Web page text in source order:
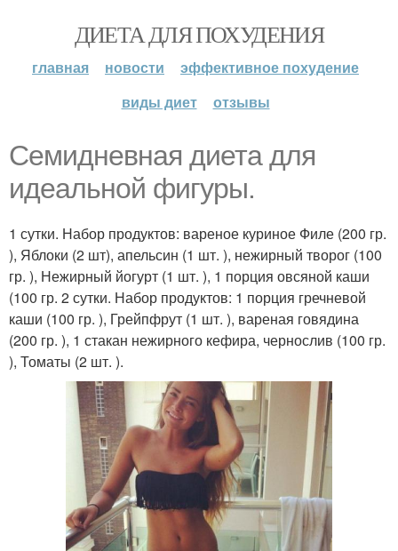
ДИЕТА ДЛЯ ПОХУДЕНИЯ
главная новости
эффективное похудение
виды диет
отзывы
Семидневная диета для
идеальной фигуры.
1 сутки. Набор продуктов: вареное куриное Филе (200 гр.
), Яблоки (2 шт), апельсин (1 шт. ), нежирный творог (100
гр. ), Нежирный йогурт (1 шт. ), 1 порция овсяной каши
(100 гр. 2 сутки. Набор продуктов: 1 порция гречневой
каши (100 гр. ), Грейпфрут (1 шт. ), вареная говядина
(200 гр. ), 1 стакан нежирного кефира, чернослив (100 гр.
), Томаты (2 шт. ).